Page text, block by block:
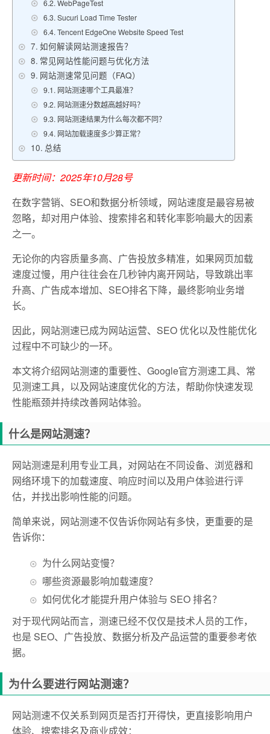
WebPageTest
Sucuri Load Time Tester
Tencent EdgeOne Website Speed Test
如何解读网站测速报告？
常见网站性能问题与优化方法
网站测速常见问题（FAQ）
网站测速哪个工具最准？
网站测速分数越高越好吗？
网站测速结果为什么每次都不同？
网站加载速度多少算正常？
总结
更新时间：2025年10月28号
在数字营销、SEO和数据分析领域，网站速度是最容易被
忽略，却对用户体验、搜索排名和转化率影响最大的因素
之一。
无论你的内容质量多高、广告投放多精准，如果网页加载
速度过慢，用户往往会在几秒钟内离开网站，导致跳出率
升高、广告成本增加、SEO排名下降，最终影响业务增
长。
因此，网站测速已成为网站运营、SEO 优化以及性能优化
过程中不可缺少的一环。
本文将介绍网站测速的重要性、Google官方测速工具、常
见测速工具，以及网站速度优化的方法，帮助你快速发现
性能瓶颈并持续改善网站体验。
什么是网站测速？
网站测速是利用专业工具，对网站在不同设备、浏览器和
网络环境下的加载速度、响应时间以及用户体验进行评
估，并找出影响性能的问题。
简单来说，网站测速不仅告诉你网站有多快，更重要的是
告诉你：
为什么网站变慢？
哪些资源最影响加载速度？
如何优化才能提升用户体验与 SEO 排名？
对于现代网站而言，测速已经不仅仅是技术人员的工作，
也是 SEO、广告投放、数据分析及产品运营的重要参考依
据。
为什么要进行网站测速？
网站测速不仅关系到网页是否打开得快，更直接影响用户
体验、搜索排名及商业成效：